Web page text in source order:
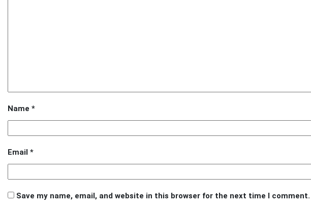
Name *
Email *
Save my name, email, and website in this browser for the next time I comment.